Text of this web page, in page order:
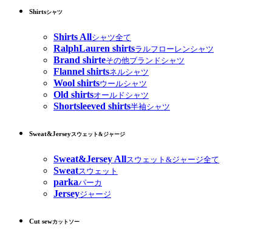
Shirtsシャツ
Shirts Allシャツ全て
RalphLauren shirtsラルフローレンシャツ
Brand shirteその他ブランドシャツ
Flannel shirtsネルシャツ
Wool shirtsウールシャツ
Old shirtsオールドシャツ
Shortsleeved shirts半袖シャツ
Sweat&Jerseyスウェット&ジャージ
Sweat&Jersey Allスウェット&ジャージ全て
Sweatスウェット
parkaパーカ
Jerseyジャージ
Cut sewカットソー